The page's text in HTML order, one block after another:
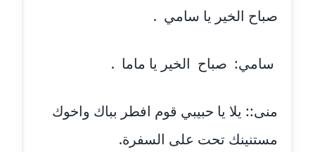
عاملة
عاملة
مدونة آية الدرديري
صباح الخير يا سامي .
سامي: صباح الخير يا ماما .
منى:: يلا يا حبيبي قوم افطر بباك واخوك
مستنينك تحت على السفرة.